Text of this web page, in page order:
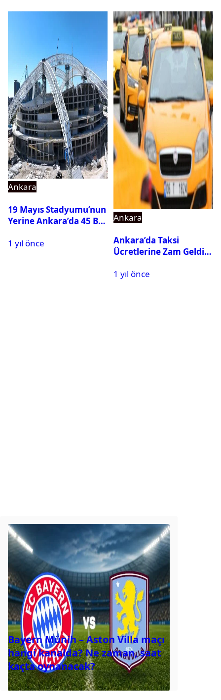
Ankara
19 Mayıs Stadyumu’nun
Yerine Ankara’da 45 Bin
Yapılıyor
1 yıl önce
Ankara
Ankara’da Taksi
Ücretlerine Zam Geldi:
Giriyor
1 yıl önce
Bayern Münih – Aston Villa maçı
hangi kanalda? Ne zaman, saat
kaçta oynanacak?